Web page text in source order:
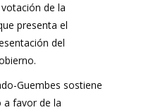
de la
presenta el
del
Guembes sostiene
favor de la